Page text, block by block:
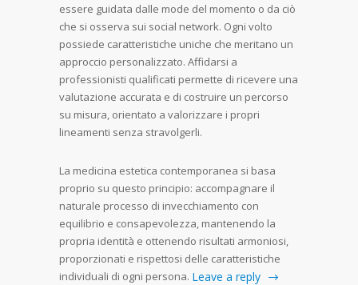
essere guidata dalle mode del momento o da ciò
che si osserva sui social network. Ogni volto
possiede caratteristiche uniche che meritano un
approccio personalizzato. Affidarsi a
professionisti qualificati permette di ricevere una
valutazione accurata e di costruire un percorso
su misura, orientato a valorizzare i propri
lineamenti senza stravolgerli.
La medicina estetica contemporanea si basa
proprio su questo principio: accompagnare il
naturale processo di invecchiamento con
equilibrio e consapevolezza, mantenendo la
propria identità e ottenendo risultati armoniosi,
proporzionati e rispettosi delle caratteristiche
individuali di ogni persona. Leave a reply